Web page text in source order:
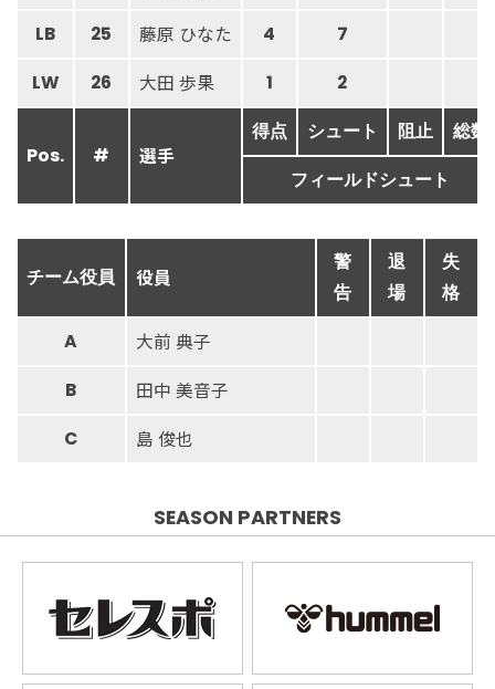
LB 25 藤原 ひなた 4 7
LW 26 大田 歩果 1 2
Pos. # 選手
得点 シュート 阻止 総数
フィールドシュート
チーム役員 役員
警
告
退
場
失
格
A 大前 典子
B 田中 美音子
C 島 俊也
SEASON PARTNERS